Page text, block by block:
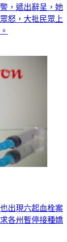
，遞出辭呈，她
怒，大批民眾上
出現六起血栓案
各州暫停接種嬌